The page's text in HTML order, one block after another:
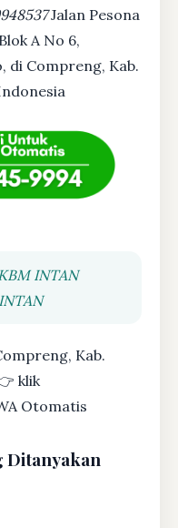
Jalan Pesona
A No 6,
di Compreng, Kab.
INTAN
Kab.
klik
Otomatis
Ditanyakan